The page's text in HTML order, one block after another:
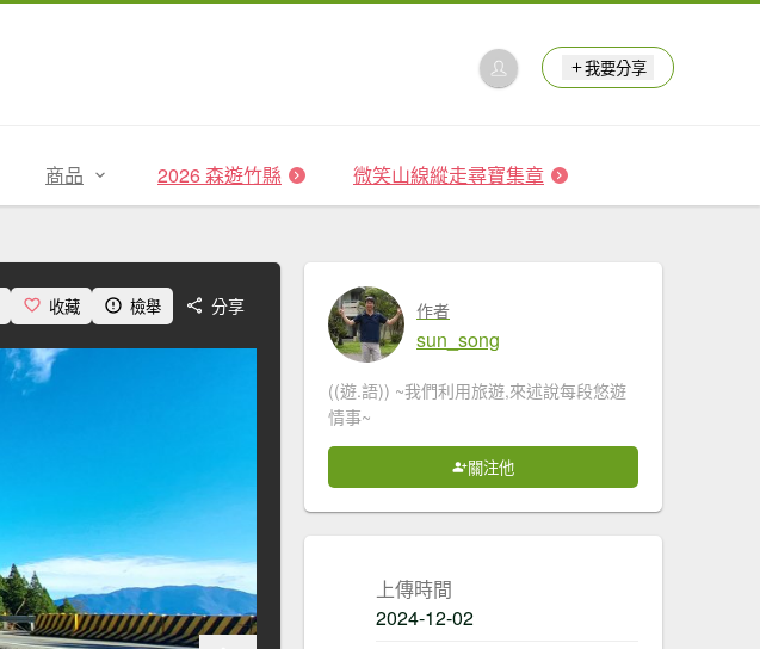
我要分享
商品 2026 森遊竹縣 微笑山線縱走尋寶集章
收藏 檢舉 分享 作者
sun_song
((遊.語)) ~我們利用旅遊,來述說每段悠遊
情事~
關注他
上傳時間
2024-12-02